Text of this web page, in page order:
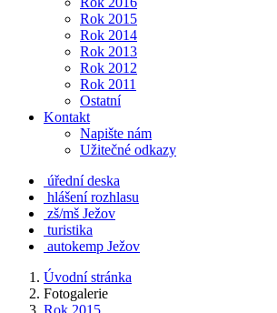
Rok 2015
Rok 2014
Rok 2013
Rok 2012
Rok 2011
Ostatní
Kontakt
Napište nám
Užitečné odkazy
úřední deska
hlášení rozhlasu
zš/mš Ježov
turistika
autokemp Ježov
Úvodní stránka
Fotogalerie
Rok 2015